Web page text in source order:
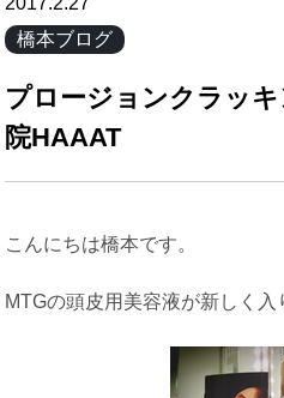
橋本ブログ
プロージョンクラッ
院HAAAT
こんにちは橋本です。
MTGの頭皮用美容液が新しく入